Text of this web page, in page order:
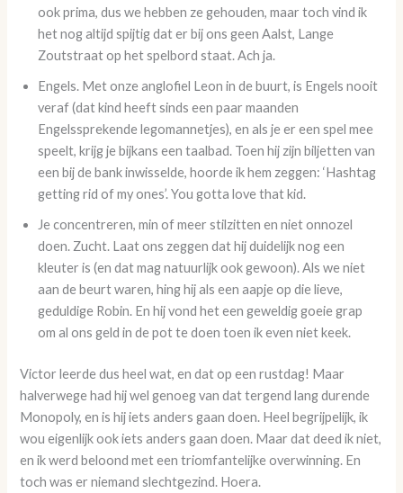
ook prima, dus we hebben ze gehouden, maar toch vind ik
het nog altijd spijtig dat er bij ons geen Aalst, Lange
Zoutstraat op het spelbord staat. Ach ja.
Engels. Met onze anglofiel Leon in de buurt, is Engels nooit
veraf (dat kind heeft sinds een paar maanden
Engelssprekende legomannetjes), en als je er een spel mee
speelt, krijg je bijkans een taalbad. Toen hij zijn biljetten van
een bij de bank inwisselde, hoorde ik hem zeggen: ‘Hashtag
getting rid of my ones’. You gotta love that kid.
Je concentreren, min of meer stilzitten en niet onnozel
doen. Zucht. Laat ons zeggen dat hij duidelijk nog een
kleuter is (en dat mag natuurlijk ook gewoon). Als we niet
aan de beurt waren, hing hij als een aapje op die lieve,
geduldige Robin. En hij vond het een geweldig goeie grap
om al ons geld in de pot te doen toen ik even niet keek.
Victor leerde dus heel wat, en dat op een rustdag! Maar
halverwege had hij wel genoeg van dat tergend lang durende
Monopoly, en is hij iets anders gaan doen. Heel begrijpelijk, ik
wou eigenlijk ook iets anders gaan doen. Maar dat deed ik niet,
en ik werd beloond met een triomfantelijke overwinning. En
toch was er niemand slechtgezind. Hoera.